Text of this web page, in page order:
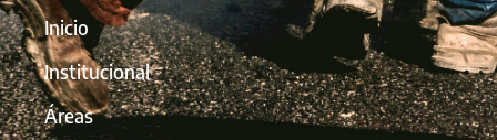
Inicio
Institucional
Áreas